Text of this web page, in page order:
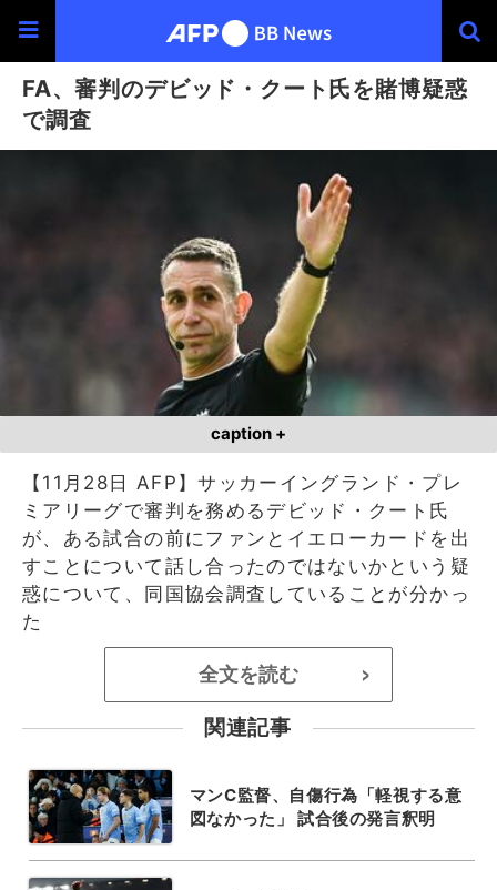
FA、審判のデビッド・クート氏を賭博疑惑
で調査
caption +
【11月28日 AFP】サッカーイングランド・プレ
ミアリーグで審判を務めるデビッド・クート氏
が、ある試合の前にファンとイエローカードを出
すことについて話し合ったのではないかという疑
惑について、同国協会調査していることが分かっ
た
全文を読む >
関連記事
マンC監督、自傷行為「軽視する意
図なかった」 試合後の発言釈明